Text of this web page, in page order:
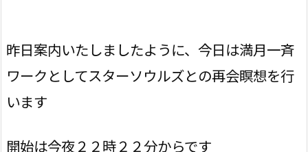
昨日案内いたしましたように、今日は満月一斉
ワークとしてスターソウルズとの再会瞑想を行
います
開始は今夜２２時２２分からです